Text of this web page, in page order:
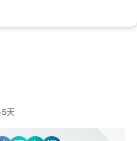
天